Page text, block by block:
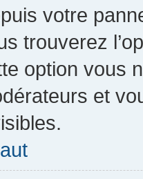
votre
trouverez
option vous
et